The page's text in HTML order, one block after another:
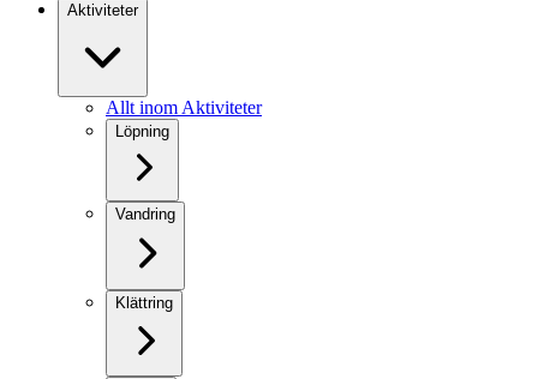
Aktiviteter
Allt inom Aktiviteter
Löpning
Vandring
Klättring